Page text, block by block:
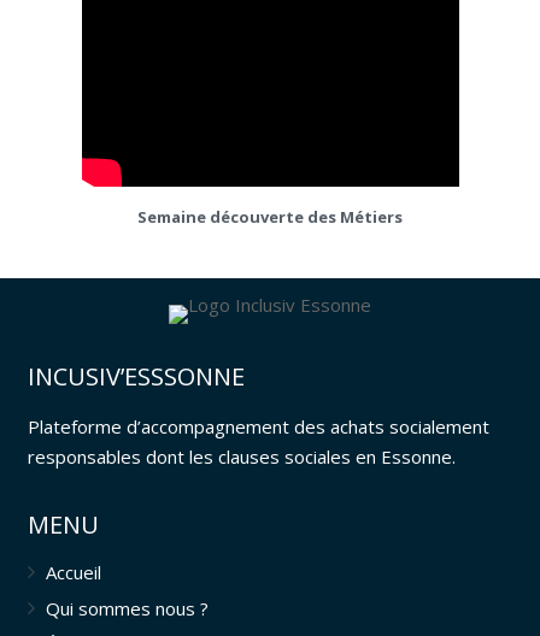
Semaine découverte des Métiers
INCUSIV’ESSSONNE
Plateforme d’accompagnement des achats socialement
responsables dont les clauses sociales en Essonne.
MENU
Accueil
Qui sommes nous ?